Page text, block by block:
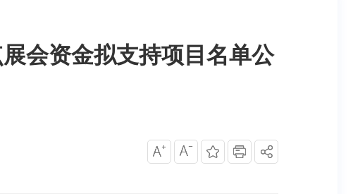
会资金拟支持项目名单公